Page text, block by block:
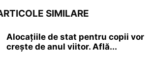
SIMILARE
Alocațiile de stat pentru copii vor
crește de anul viitor. Află...